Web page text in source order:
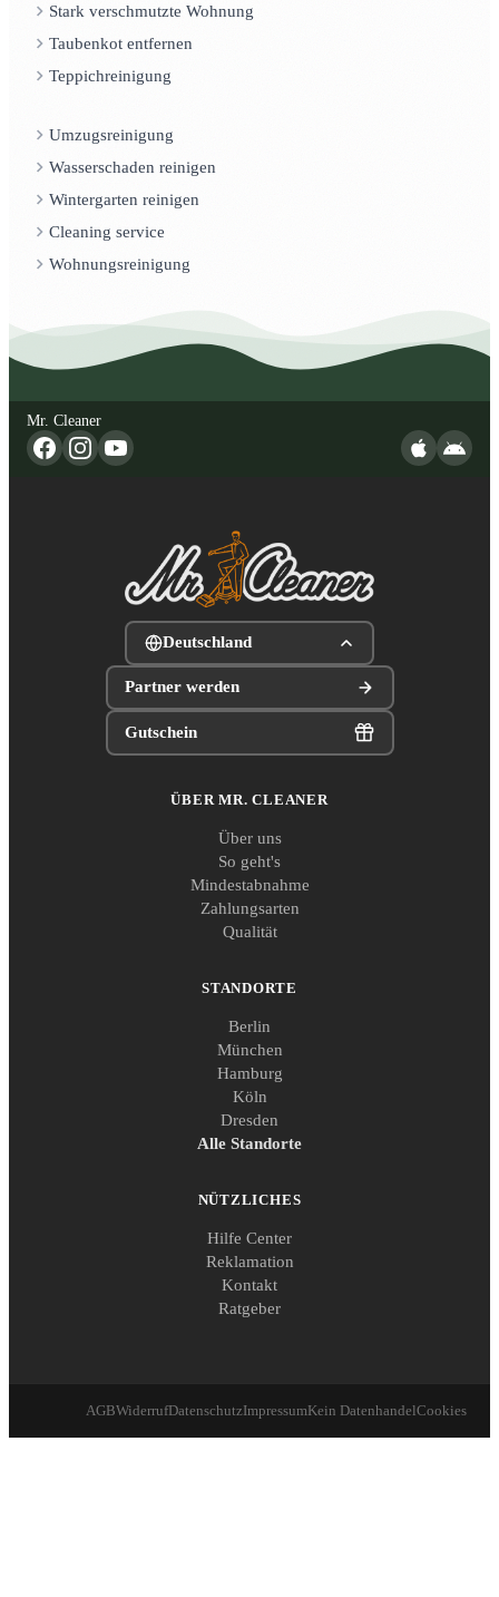
Stark verschmutzte Wohnung
Taubenkot entfernen
Teppichreinigung
Umzugsreinigung
Wasserschaden reinigen
Wintergarten reinigen
Cleaning service
Wohnungsreinigung
Mr. Cleaner
Deutschland
Partner werden
Gutschein
ÜBER MR. CLEANER
Über uns
So geht's
Mindestabnahme
Zahlungsarten
Qualität
STANDORTE
Berlin
München
Hamburg
Köln
Dresden
Alle Standorte
NÜTZLICHES
Hilfe Center
Reklamation
Kontakt
Ratgeber
AGBWiderrufDatenschutzImpressumKein DatenhandelCookies